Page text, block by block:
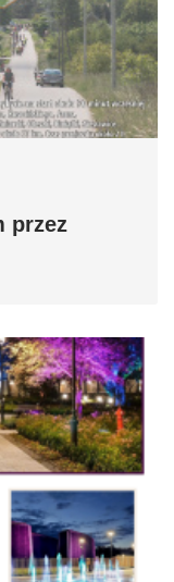
przez